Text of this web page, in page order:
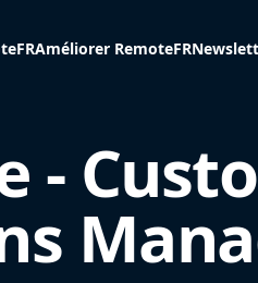
Améliorer RemoteFR
-